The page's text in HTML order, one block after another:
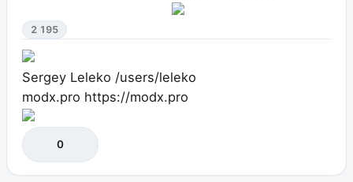
2 195
Sergey Leleko /users/leleko
modx.pro https://modx.pro
0